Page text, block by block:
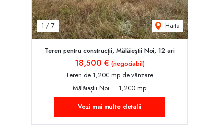
1 / 7 Harta
Teren pentru construcții, Mălăieștii Noi, 12 ari
18,500 € (negociabil)
Teren de 1,200 mp de vânzare
Mălăieștii Noi
1,200 mp
Vezi mai multe detalii